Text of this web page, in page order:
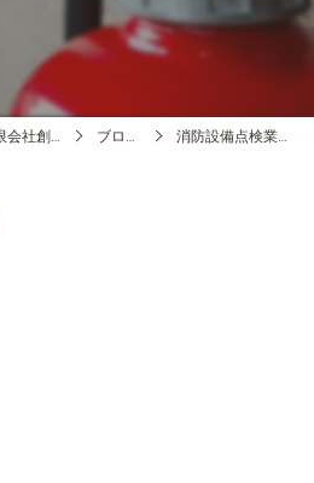
名古屋市の消防点検は有限会社創功 ブログ 消防設備点検業者